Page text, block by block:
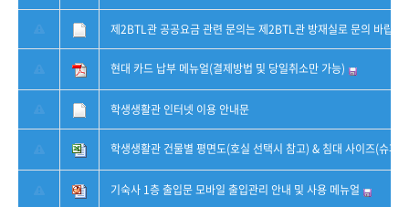
제2BTL관 공공요금 관련 문의는 제2BTL관 방재실로 문의 바랍니
현대 카드 납부 메뉴얼(결제방법 및 당일취소만 가능)
학생생활관 인터넷 이용 안내문
학생생활관 건물별 평면도(호실 선택시 참고) & 침대 사이즈(슈퍼
기숙사 1층 출입문 모바일 출입관리 안내 및 사용 메뉴얼